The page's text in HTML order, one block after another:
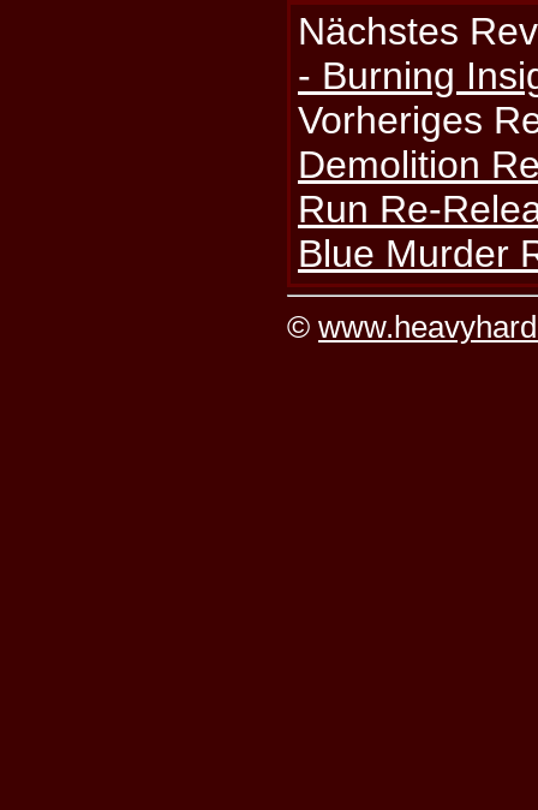
Nächstes
- Burning
Vorheriges
Demolition
Run Re-
Blue Murder
©